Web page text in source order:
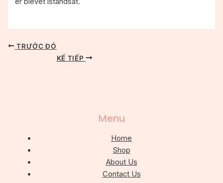
TRƯỚC ĐÓ
KẾ TIẾP
Menu
Home
Shop
About Us
Contact Us